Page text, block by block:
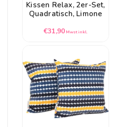
Kissen Relax, 2er-Set,
Quadratisch, Limone
Normaler
€31,90 Mwst inkl.